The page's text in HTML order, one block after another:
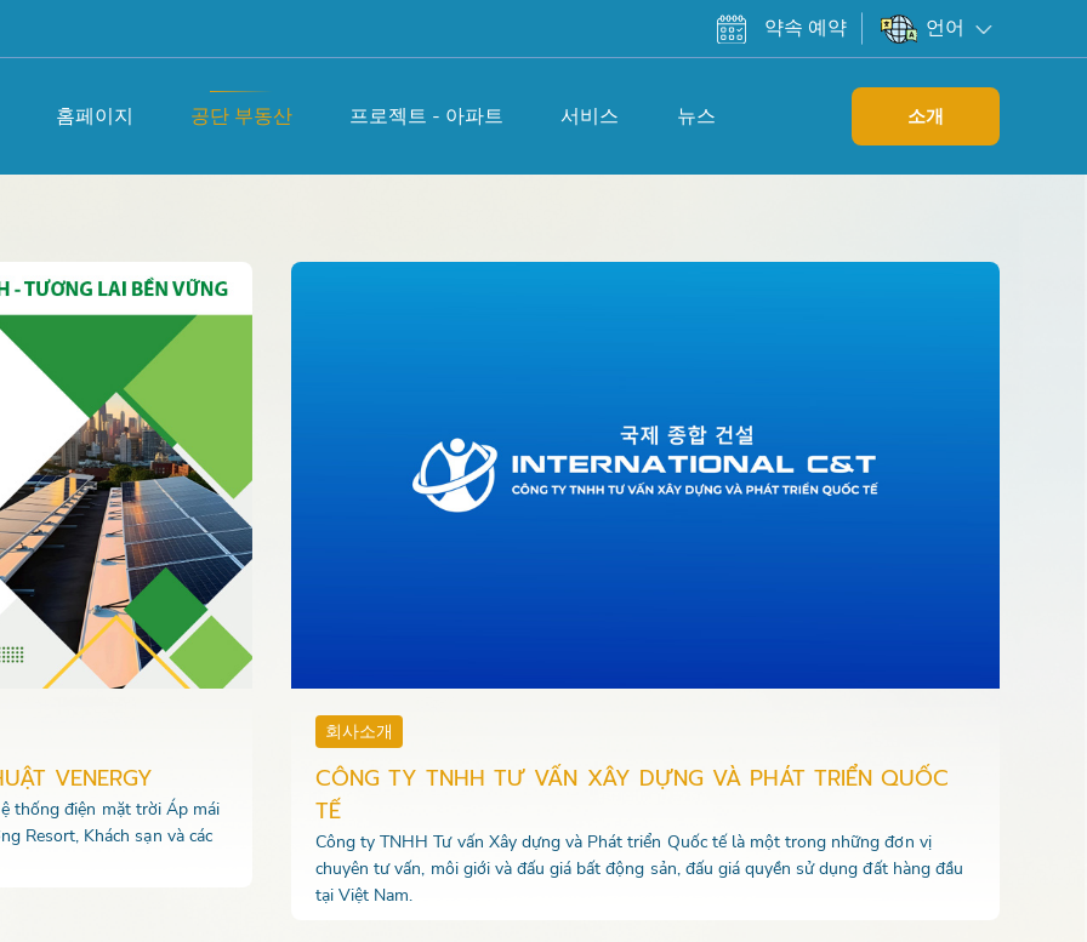
약속 예약 언어
홈페이지 공단 부동산 프로젝트 - 아파트 서비스 뉴스 소개
VENERGY
thống điện mặt trời Áp mái
Resort, Khách sạn và các
회사소개
CÔNG TY TNHH TƯ VẤN XÂY DỰNG VÀ PHÁT TRIỂN QUỐC
TẾ
Công ty TNHH Tư vấn Xây dựng và Phát triển Quốc tế là một trong những đơn vị
chuyên tư vấn, môi giới và đấu giá bất động sản, đấu giá quyền sử dụng đất hàng đầu
tại Việt Nam.